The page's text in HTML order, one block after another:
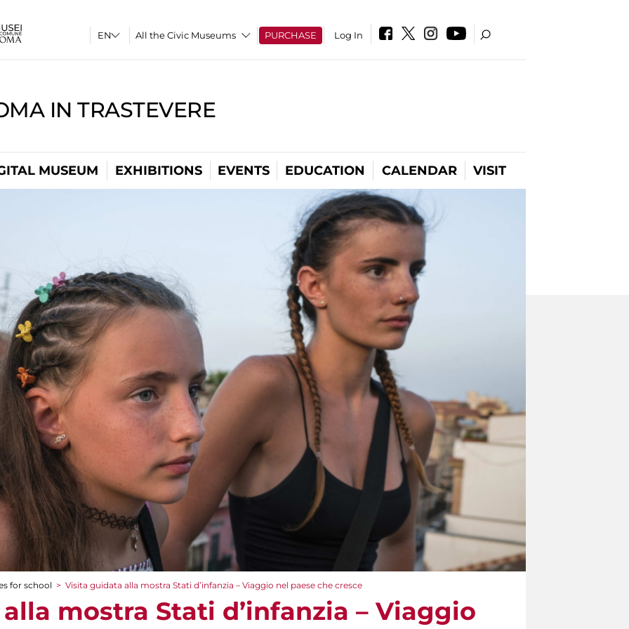
All the Civic Museums PURCHASE Log In
IN TRASTEVERE
MUSEUM EXHIBITIONS EVENTS EDUCATION CALENDAR VISIT
for school > Visita guidata alla mostra Stati d’infanzia – Viaggio nel paese che cresce
mostra Stati d’infanzia – Viaggio